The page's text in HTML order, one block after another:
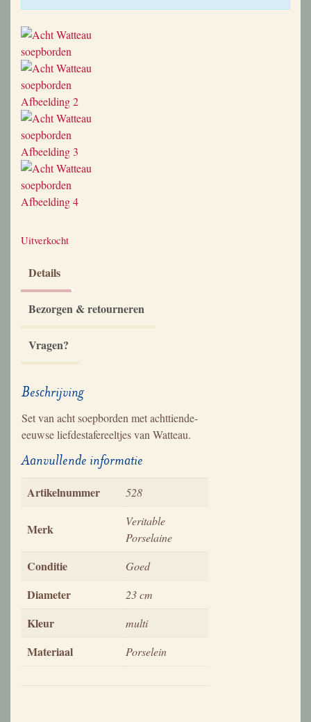
Uitverkocht
Details
Bezorgen & retourneren
Vragen?
Beschrijving
Set van acht soepborden met achttiende-
eeuwse liefdestafereeltjes van Watteau.
Aanvullende informatie
Artikelnummer 528
Merk
Veritable
Porselaine
Conditie Goed
Diameter 23 cm
Kleur multi
Materiaal Porselein